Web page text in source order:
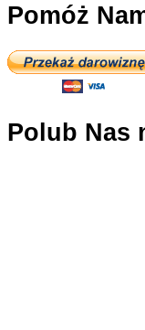
Pomóż
Polub Nas